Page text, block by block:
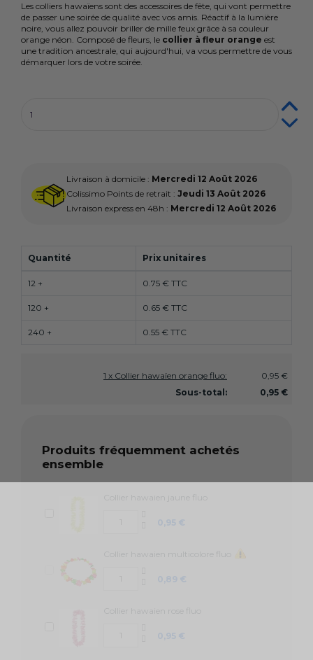
Les colliers hawaïens sont des accessoires de fête, qui vont permettre
de passer une soirée de qualité avec vos amis. Réactif à la lumière
noire, vous allez pouvoir briller de mille feux grâce à sa couleur
orange néon. Composé de fleurs, le collier à fleur orange est
une tradition ancestrale, qui aujourd'hui, va vous permettre de vous
démarquer lors de votre soirée.
Livraison à domicile : Mercredi 12 Août 2026
Colissimo Points de retrait : Jeudi 13 Août 2026
Livraison express en 48h : Mercredi 12 Août 2026
Quantité Prix unitaires
12 + 0.75 € TTC
120 + 0.65 € TTC
240 + 0.55 € TTC
1 x Collier hawaïen orange fluo:
0,95 €
Sous-total:
0,95 €
Produits fréquemment achetés
ensemble
Collier hawaien jaune fluo
0,95 €
Collier hawaien multicolore fluo
0,89 €
Collier hawaien rose fluo
0,95 €